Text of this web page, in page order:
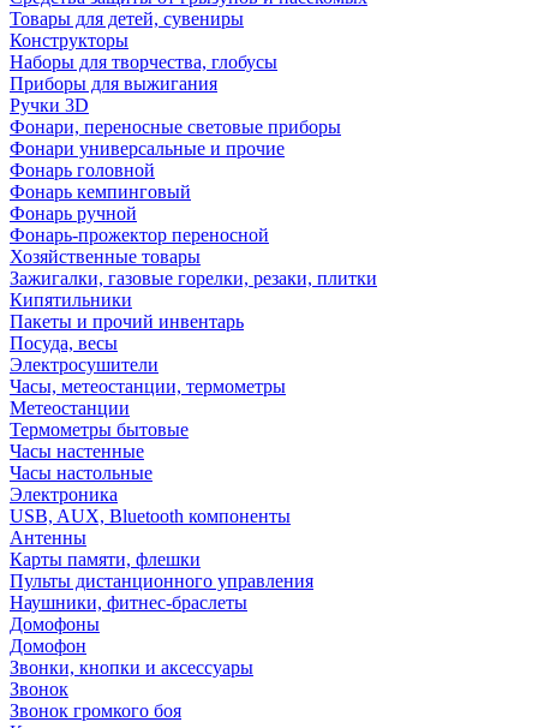
Товары для детей, сувениры
Конструкторы
Наборы для творчества, глобусы
Приборы для выжигания
Ручки 3D
Фонари, переносные световые приборы
Фонари универсальные и прочие
Фонарь головной
Фонарь кемпинговый
Фонарь ручной
Фонарь-прожектор переносной
Хозяйственные товары
Зажигалки, газовые горелки, резаки, плитки
Кипятильники
Пакеты и прочий инвентарь
Посуда, весы
Электросушители
Часы, метеостанции, термометры
Метеостанции
Термометры бытовые
Часы настенные
Часы настольные
Электроника
USB, AUX, Bluetooth компоненты
Антенны
Карты памяти, флешки
Пульты дистанционного управления
Наушники, фитнес-браслеты
Домофоны
Домофон
Звонки, кнопки и аксессуары
Звонок
Звонок громкого боя